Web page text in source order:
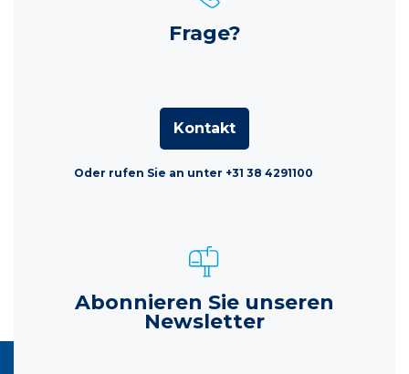
Frage?
Kontakt
Oder rufen Sie an unter +31 38 4291100
Abonnieren Sie unseren
Newsletter